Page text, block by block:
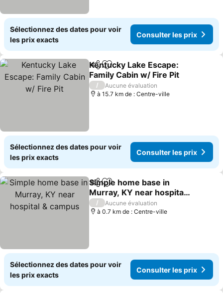
Sélectionnez des dates pour voir
les prix exacts
Consulter les prix
PartagerAjouter à mes favoris
Kentucky Lake Escape:
Family Cabin w/ Fire Pit
Consulter les prix
/
Aucune évaluation
à 15.7 km de : Centre-ville
Sélectionnez des dates pour voir
les prix exacts
Consulter les prix
PartagerAjouter à mes favoris
Simple home base in
Murray, KY near hospital
& campus
Consulter les prix
/
Aucune évaluation
à 0.7 km de : Centre-ville
Sélectionnez des dates pour voir
les prix exacts
Consulter les prix